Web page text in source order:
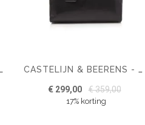
ENRICO BENETTI CORNELL 40L LAPTOP TROLLEY 17'' CASTELIJN & BEERENS - GAUCHO ELLEN SCHOUDERTAS 15,6 RFID
€ 299,00 € 359,00
17% korting